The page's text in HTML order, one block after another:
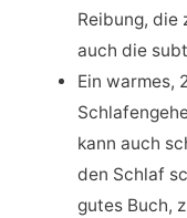
Reibung, die
auch die
Ein warmes,
kann auch
den Schlaf
gutes Buch,